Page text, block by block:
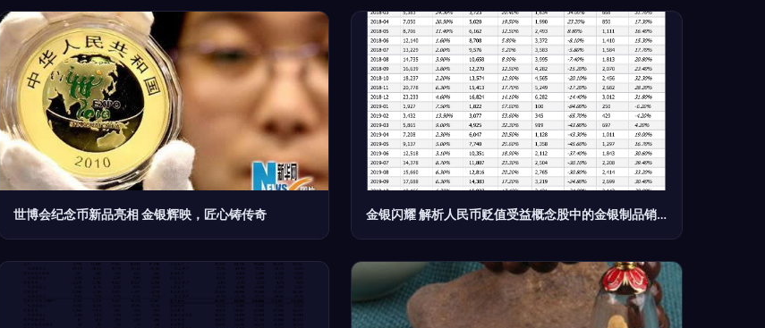
世博会纪念币新品亮相 金银辉映，匠心铸传奇 金银闪耀 解析人民币贬值受益概念股中的金银制品销售板块